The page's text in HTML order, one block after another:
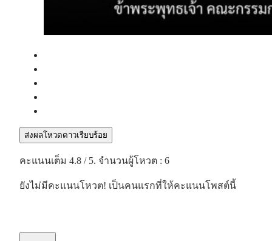
ส่งผลโหวดดาวเรียบร้อย
คะแนนเต็ม 4.8 / 5. จำนวนผู้โหวต : 6
ยังไม่มีคะแนนโหวต! เป็นคนแรกที่ให้คะแนนโพสต์นี้